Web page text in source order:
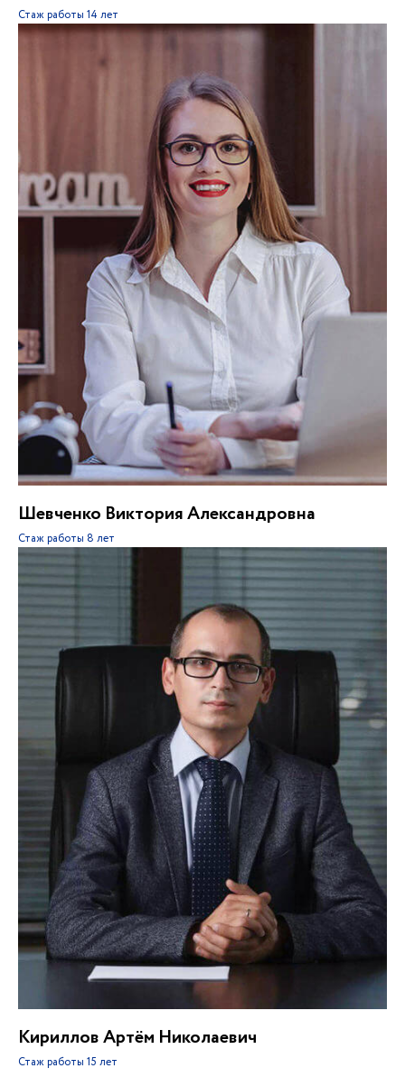
Стаж работы 14 лет
Шевченко Виктория Александровна
Стаж работы 8 лет
Кириллов Артём Николаевич
Стаж работы 15 лет